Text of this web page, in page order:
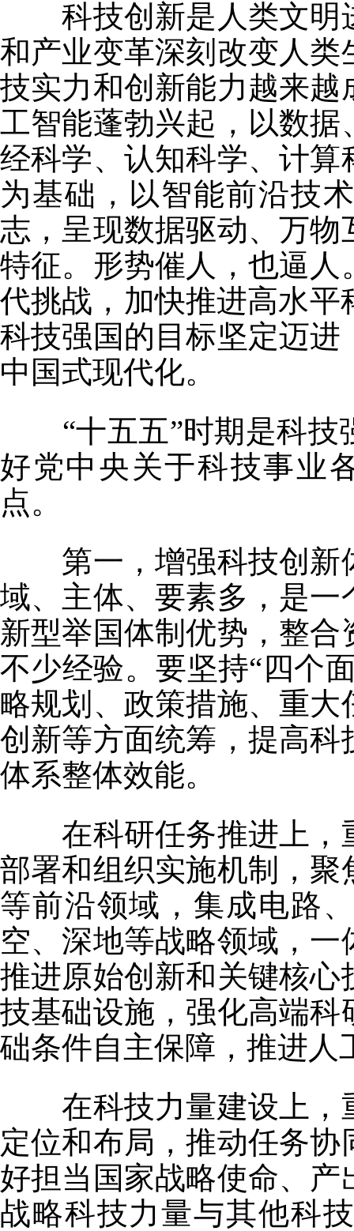
科技创新是人类文明
和产业变革深刻改变人
技实力和创新能力越来
工智能蓬勃兴起，以数
经科学、认知科学、计
为基础，以智能前沿技
志，呈现数据驱动、万
特征。形势催人，也逼
代挑战，加快推进高水平
科技强国的目标坚定迈
中国式现代化。
“十五五”时期是科技
好党中央关于科技事业
点。
第一，增强科技创新
域、主体、要素多，是
新型举国体制优势，整
不少经验。要坚持“四个
略规划、政策措施、重
创新等方面统筹，提高
体系整体效能。
在科研任务推进上，
部署和组织实施机制，
等前沿领域，集成电路
空、深地等战略领域，
推进原始创新和关键核
技基础设施，强化高端
础条件自主保障，推进人
在科技力量建设上，
定位和布局，推动任务
好担当国家战略使命、
战略科技力量与其他科